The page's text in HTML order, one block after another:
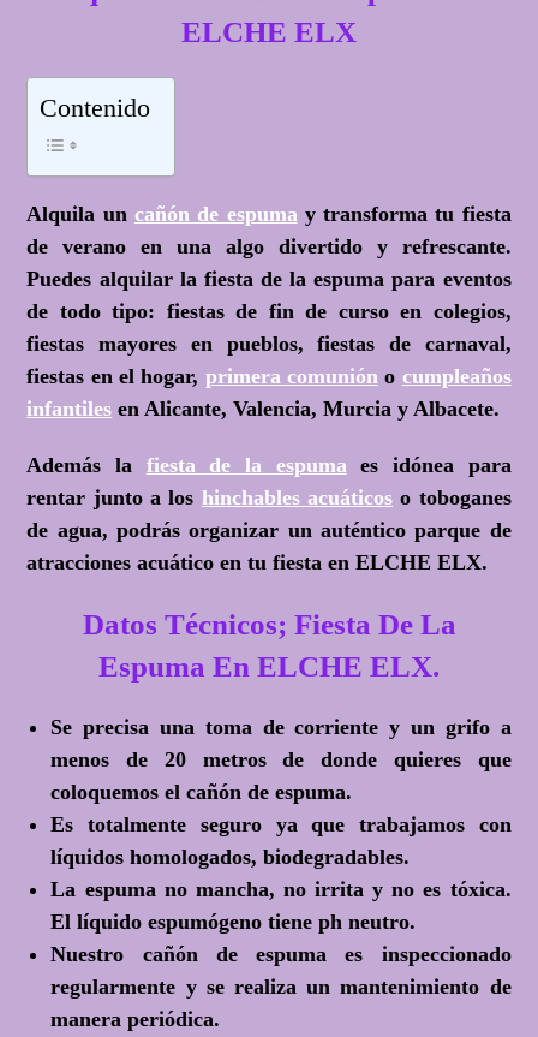
ELCHE ELX
Contenido
Alquila un cañón de espumay transforma tu fiesta
de verano en una algo divertido y refrescante.
Puedes alquilar la fiesta de la espuma para eventos
de todo tipo: fiestas de fin de curso en colegios,
fiestas mayores en pueblos, fiestas de carnaval,
fiestas en el hogar, primera comunióno cumpleaños
infantiles en Alicante, Valencia, Murcia y Albacete.
Además la fiesta de la espumaes idónea para
rentar junto a los hinchables acuáticoso toboganes
de agua, podrás organizar un auténtico parque de
atracciones acuático en tu fiesta en ELCHE ELX.
Datos Técnicos; Fiesta De La
Espuma En ELCHE ELX.
Se precisa una toma de corriente y un grifo a
menos de 20 metros de donde quieres que
coloquemos el cañón de espuma.
Es totalmente seguro ya que trabajamos con
líquidos homologados, biodegradables.
La espuma no mancha, no irrita y no es tóxica.
El líquido espumógeno tiene ph neutro.
Nuestro cañón de espuma es inspeccionado
regularmente y se realiza un mantenimiento de
manera periódica.